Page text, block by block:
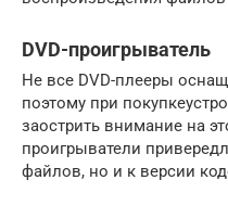
DVD-проигрыватель
Не все DVD-плееры
поэтому при
заострить внимание на
проигрыватели
файлов, но и к версии